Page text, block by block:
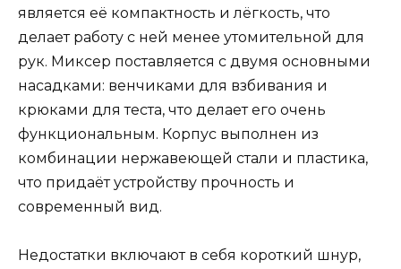
является её компактность и лёгкость, что
делает работу с ней менее утомительной для
рук. Миксер поставляется с двумя основными
насадками: венчиками для взбивания и
крюками для теста, что делает его очень
функциональным. Корпус выполнен из
комбинации нержавеющей стали и пластика,
что придаёт устройству прочность и
современный вид.
Недостатки включают в себя короткий шнур,